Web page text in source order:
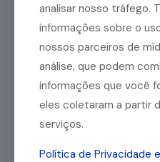
A RME se tornou uma
uma variedade de recursos,
mulheres empreendedoras
desenvolverem suas
e expandirem as redes de
7. Luiza
Luiza, transformando uma
analisar nosso tráfego.
informações sobre o
nossos parceiros de
análise, que podem
informações que você
eles coletaram a partir
serviços.
Política de Privacidade